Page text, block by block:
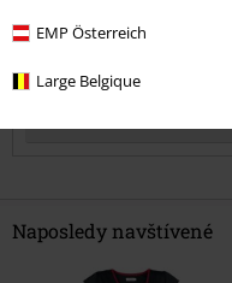
EMP Österreich
Large Belgique
Naposledy navštívené